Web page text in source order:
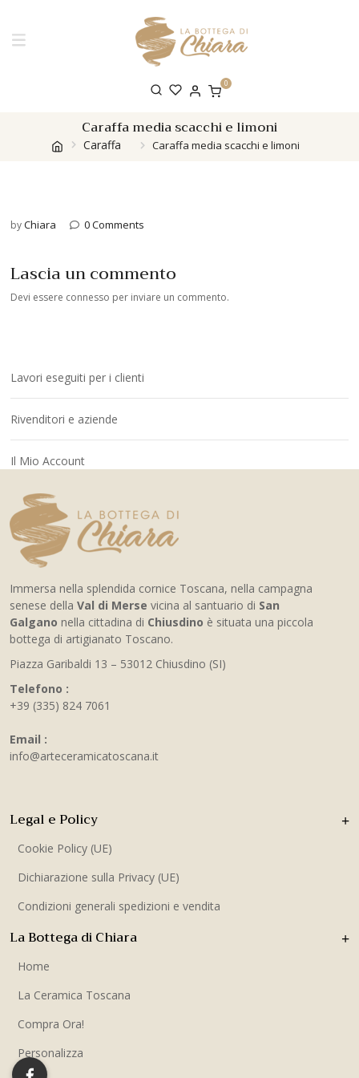
0
Caraffa media scacchi e limoni
Caraffa Caraffa media scacchi e limoni
byChiara 0 Comments
Lascia un commento
Devi essere connesso per inviare un commento.
Lavori eseguiti per i clienti
Rivenditori e aziende
Il Mio Account
Immersa nella splendida cornice Toscana, nella campagna
senese della Val di Merse vicina al santuario di San
Galgano nella cittadina di Chiusdino è situata una piccola
bottega di artigianato Toscano.
Piazza Garibaldi 13 – 53012 Chiusdino (SI)
Telefono :
+39 (335) 824 7061
Email :
info@arteceramicatoscana.it
La Bottega di Chiara
Home
La Ceramica Toscana
Compra Ora!
Personalizza
Legal e Policy
Cookie Policy (UE)
Dichiarazione sulla Privacy (UE)
Condizioni generali spedizioni e vendita